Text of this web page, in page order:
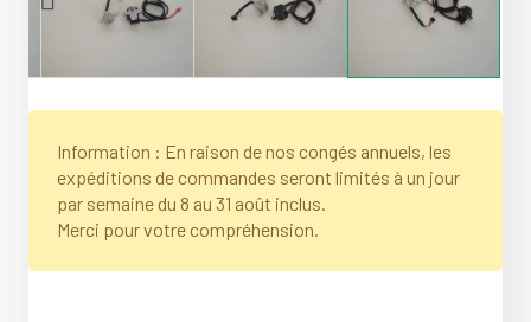
Information : En raison de nos congés annuels, les
expéditions de commandes seront limités à un jour
par semaine du 8 au 31 août inclus.
Merci pour votre compréhension.